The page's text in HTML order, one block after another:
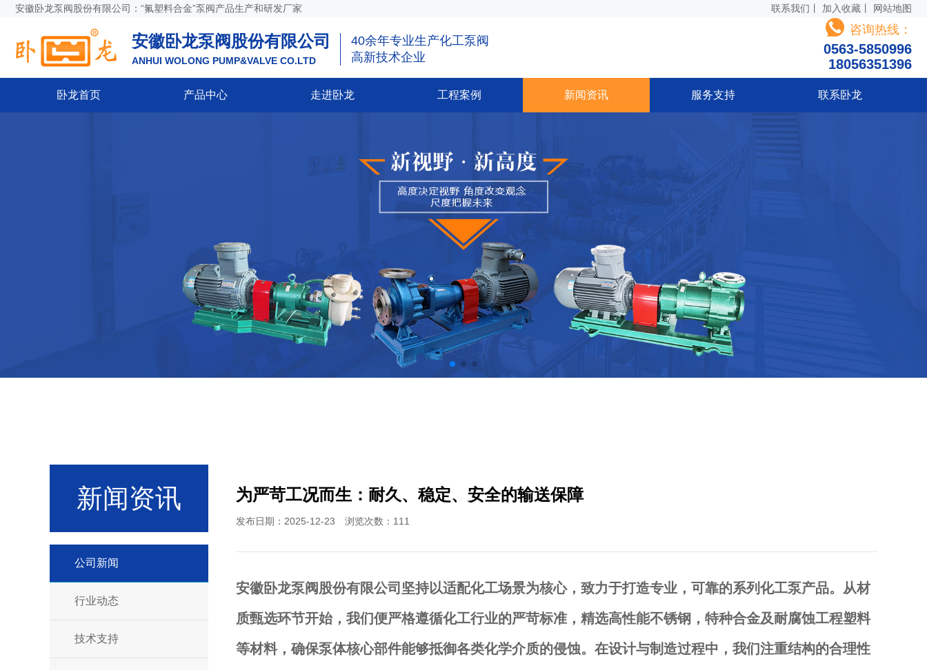
安徽卧龙泵阀股份有限公司：“氟塑料合金”泵阀产品生产和研发厂家 联系我们 加入收藏 网站地图
安徽卧龙泵阀股份有限公司
ANHUI WOLONG PUMP&VALVE CO.LTD
40余年专业生产化工泵阀
高新技术企业
咨询热线：
0563-5850996
18056351396
卧龙首页 产品中心 走进卧龙 工程案例 新闻资讯 服务支持 联系卧龙
新闻资讯
公司新闻
行业动态
技术支持
为严苛工况而生：耐久、稳定、安全的输送保障
发布日期：2025-12-23 浏览次数： 111
安徽卧龙泵阀股份有限公司坚持以适配化工场景为核心，致力于打造专业，可靠的系列化工泵产品。从材
质甄选环节开始，我们便严格遵循化工行业的严苛标准，精选高性能不锈钢，特种合金及耐腐蚀工程塑料
等材料，确保泵体核心部件能够抵御各类化学介质的侵蚀。在设计与制造过程中，我们注重结构的合理性